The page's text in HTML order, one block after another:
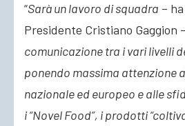
“Sarà un lavoro di squadra –
Presidente Cristiano Gaggion –
comunicazione tra i vari livelli
ponendo massima attenzione
nazionale ed europeo e alle
i “Novel Food”, i prodotti